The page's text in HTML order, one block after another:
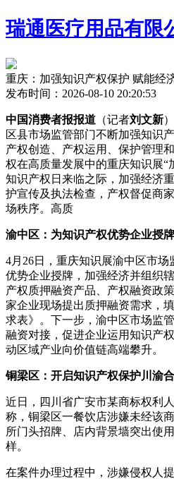
瑞通医疗用品有限
重庆：加强知识产权保护 赋能经
发布时间：2026-08-10 20:20:53
中国消费者报报道 （记者刘文新
区县市场监管部门不断加强知识
产权创造、产权运用、保护管理
权在高质量发展中的重庆知识展“
知识产权日来临之际，加强经济
护宣传及执法检查，产权督促商
场秩序。高质
渝中区：为知识产权优势企业授牌
4月26日，重庆知识展渝中区市场
优势企业授牌，加强经济并组织
产权质押融资产品、产权融资政
家企业现场提出质押融资需求，
求表》。下一步，渝中区市场监
融资对接，促进企业运用知识产
动区域产业向价值链高端攀升。
铜梁区：开启知识产权保护川渝
近日，四川省广安市某商标权利
称，铜梁区一餐饮店涉嫌未经该
所门头招牌、店内背景墙突出使
样。
在案件办理过程中，涉嫌侵权人